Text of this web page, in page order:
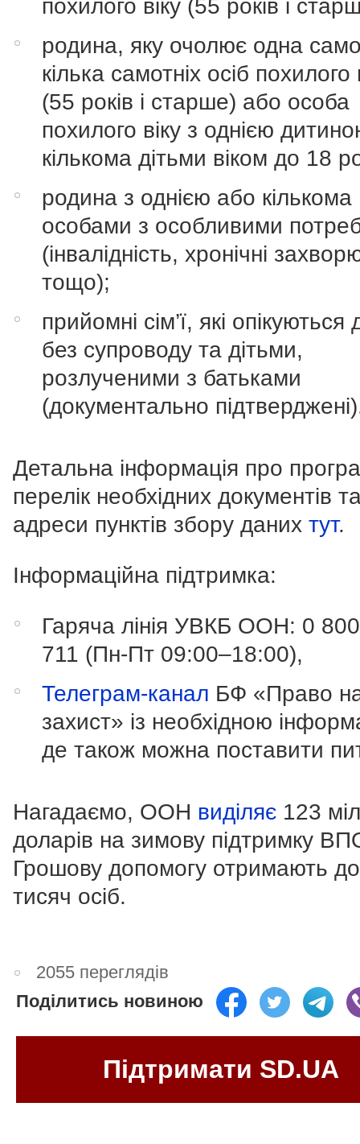
похилого віку (55 років і
родина, яку очолює одна
кілька самотніх осіб похилого
(55 років і старше) або особа
похилого віку з однією
кількома дітьми віком до 18
родина з однією або кількома
особами з особливими
(інвалідність, хронічні
тощо);
прийомні сім’ї, які опікуються
без супроводу та дітьми,
розлученими з батьками
(документально
Детальна інформація про
перелік необхідних документів
адреси пунктів збору даних тут.
Інформаційна підтримка:
Гаряча лінія УВКБ ООН: 0
711 (Пн-Пт 09:00–18:00),
Телеграм-канал БФ «Право
захист» із необхідною
де також можна поставити
Нагадаємо, ООН виділяє 123
доларів на зимову підтримку
Грошову допомогу отримають
тисяч осіб.
2055 переглядів
Поділитись новиною
Підтримати SD.UA